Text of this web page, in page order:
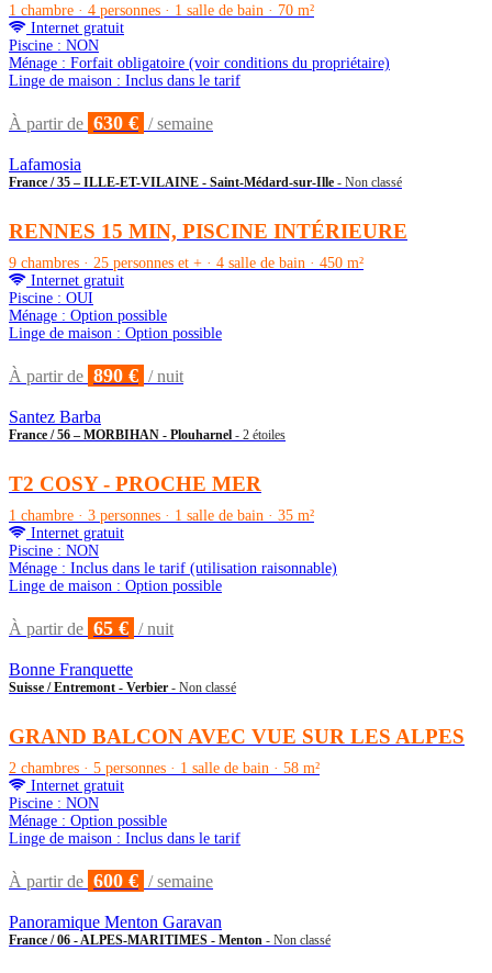
1 chambre · 4 personnes · 1 salle de bain · 70 m²
Internet gratuit
Piscine : NON
Ménage : Forfait obligatoire (voir conditions du propriétaire)
Linge de maison : Inclus dans le tarif
À partir de 630 € / semaine
Lafamosia
France / 35 – ILLE-ET-VILAINE - Saint-Médard-sur-Ille - Non classé
RENNES 15 MIN, PISCINE INTÉRIEURE
9 chambres · 25 personnes et + · 4 salle de bain · 450 m²
Internet gratuit
Piscine : OUI
Ménage : Option possible
Linge de maison : Option possible
À partir de 890 € / nuit
Santez Barba
France / 56 – MORBIHAN - Plouharnel - 2 étoiles
T2 COSY - PROCHE MER
1 chambre · 3 personnes · 1 salle de bain · 35 m²
Internet gratuit
Piscine : NON
Ménage : Inclus dans le tarif (utilisation raisonnable)
Linge de maison : Option possible
À partir de 65 € / nuit
Bonne Franquette
Suisse / Entremont - Verbier - Non classé
GRAND BALCON AVEC VUE SUR LES ALPES
2 chambres · 5 personnes · 1 salle de bain · 58 m²
Internet gratuit
Piscine : NON
Ménage : Option possible
Linge de maison : Inclus dans le tarif
À partir de 600 € / semaine
Panoramique Menton Garavan
France / 06 - ALPES-MARITIMES - Menton - Non classé